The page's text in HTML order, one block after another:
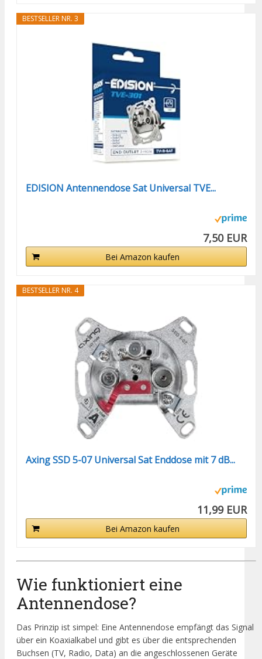
BESTSELLER NR. 3
EDISION Antennendose Sat Universal TVE...
7,50 EUR
Bei Amazon kaufen
BESTSELLER NR. 4
Axing SSD 5-07 Universal Sat Enddose mit 7 dB...
11,99 EUR
Bei Amazon kaufen
Wie funktioniert eine
Antennendose?
Das Prinzip ist simpel: Eine Antennendose empfängt das Signal
über ein Koaxialkabel und gibt es über die entsprechenden
Buchsen (TV, Radio, Data) an die angeschlossenen Geräte